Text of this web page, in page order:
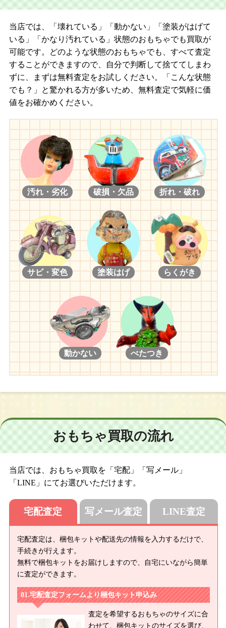
当店では、「壊れている」「動かない」「塗装がはげて
いる」「かなり汚れている」状態のおもちゃでも買取が
可能です。どのような状態のおもちゃでも、すべて査定
することができますので、自分で判断して捨ててしまわ
ずに、まずは無料査定をお試しください。「こんな状態
でも？」と驚かれる方が多いため、無料査定で気軽に価
値をお確かめください。
汚れ・劣化 破損・欠品 折れ・破れ
サビ・変色 塗装はげ らくがき
動かない べたつき
おもちゃ買取の流れ
当店では、おもちゃ買取を「宅配」「写メール」
「LINE」にてお選びいただけます。
宅配査定
宅配査定は、梱包キットや配送先の情報を入力するだけで、
手続きが行えます。
無料で梱包キットをお届けしますので、自宅にいながら簡単
に査定ができます。
宅配査定フォームより梱包キット申込み
査定を希望するおもちゃのサイズに合
わせて、梱包キットのサイズを選び、
写メール査定 LINE査定